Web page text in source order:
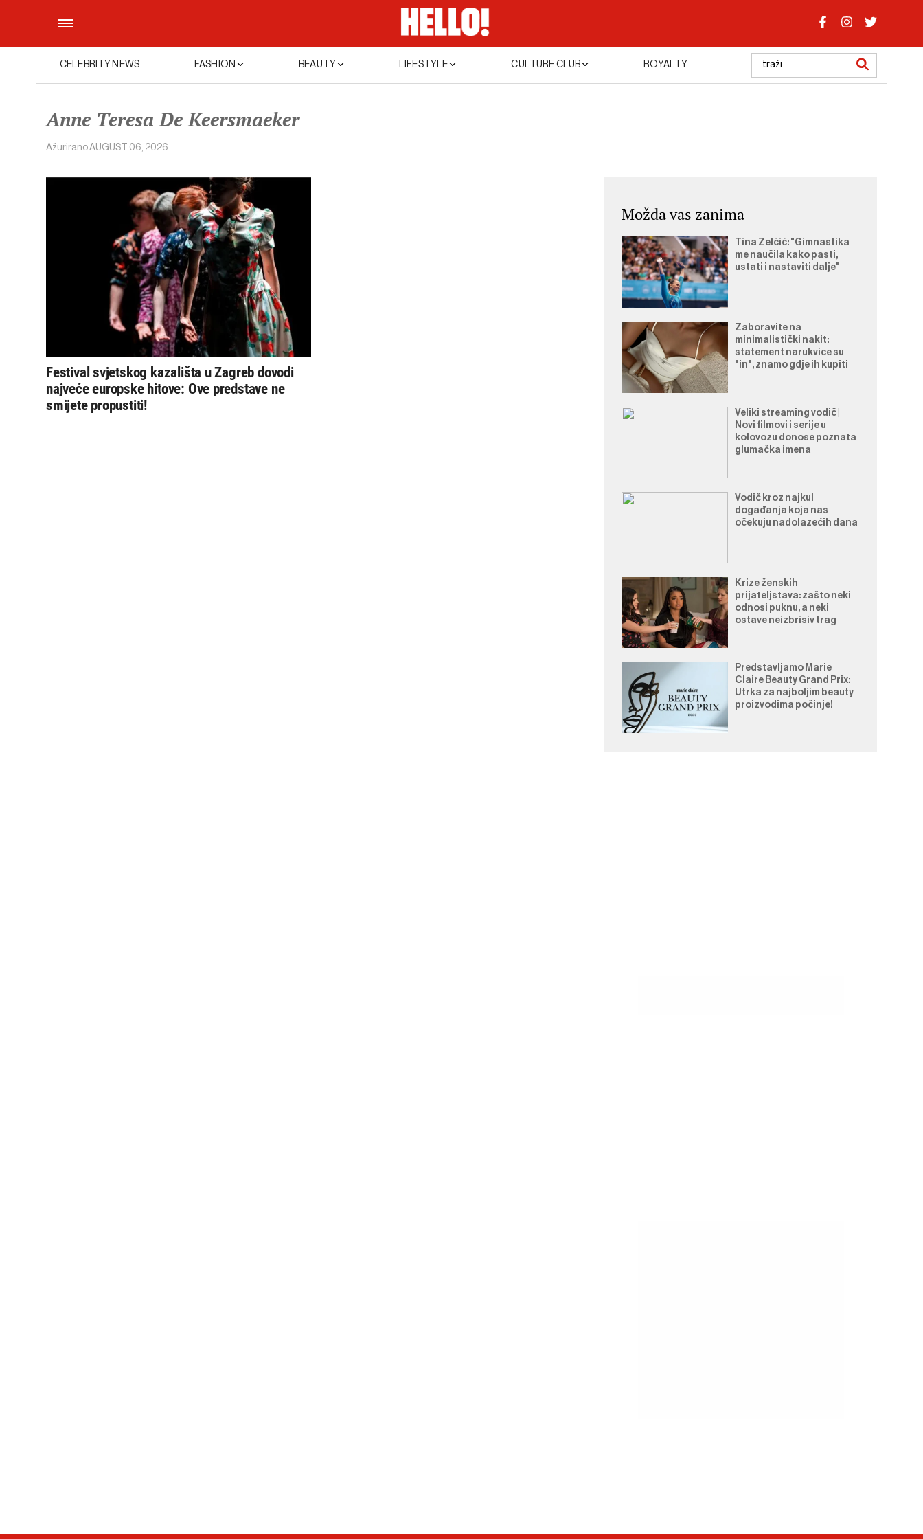
CELEBRITY NEWS FASHION BEAUTY LIFESTYLE CULTURE CLUB ROYALTY
Anne Teresa De Keersmaeker
AžuriranoAUGUST 06, 2026
Festival svjetskog kazališta u Zagreb dovodi
najveće europske hitove: Ove predstave ne
smijete propustiti!
Možda vas zanima
Tina Zelčić: "Gimnastika
me naučila kako pasti,
ustati i nastaviti dalje"
Zaboravite na
minimalistički nakit:
statement narukvice su
"in", znamo gdje ih kupiti
Veliki streaming vodič |
Novi filmovi i serije u
kolovozu donose poznata
glumačka imena
Vodič kroz najkul
događanja koja nas
očekuju nadolazećih dana
Krize ženskih
prijateljstava: zašto neki
odnosi puknu, a neki
ostave neizbrisiv trag
Predstavljamo Marie
Claire Beauty Grand Prix:
Utrka za najboljim beauty
proizvodima počinje!